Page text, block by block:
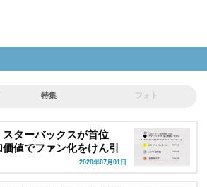
特集 フォト
スターバックスが首位
価値でファン化をけん引
2020年07月01日